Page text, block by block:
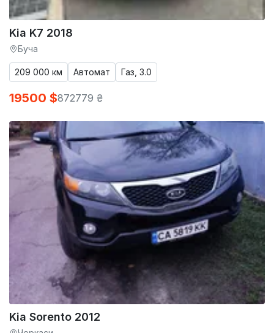
Kia K7 2018
Буча
209 000 км Автомат Газ, 3.0
19500 $872779 ₴
Kia Sorento 2012